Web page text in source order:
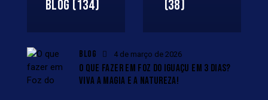
BLOG (134)
(38)
BLOG 4 de março de 2026
O QUE FAZER EM FOZ DO IGUAÇU EM 3 DIAS?
VIVA A MAGIA E A NATUREZA!